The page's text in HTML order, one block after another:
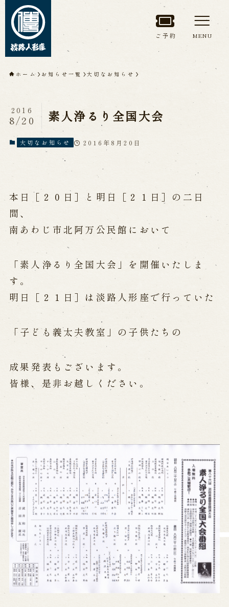
トップページ
淡路人形座について
淡路人形座とは
座員紹介
人間国宝 故鶴澤友路師匠
淡路人形座の成り立ち
淡路人形座で研修した人々
淡路人形浄瑠璃を受け継いで
公演情報
公演カレンダー
開催中の公演
海外旅行客向け特別公演「くにうみ」
歴史
淡路島と国生み神話
ご利用案内
営業日時・料金 アクセス 館内のご案内
お問い合わせ
よくあるご質問
メールでお問い合わせ
お電話でお問い合わせ
予約
ご予約 MENU
ホーム お知らせ一覧 大切なお知らせ
素人浄るり全国大会
2016
8/20
大切なお知らせ 2016年8月20日
本日［２０日］と明日［２１日］の二日
間、
南あわじ市北阿万公民館において
「素人浄るり全国大会」を開催いたしま
す。
明日［２１日］は淡路人形座で行っていた
「子ども義太夫教室」の子供たちの
成果発表もございます。
皆様、是非お越しください。